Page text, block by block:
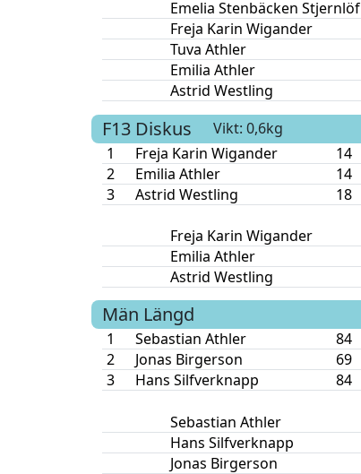
Emelia Stenbäcken Stjernlöf
Freja Karin Wigander
Tuva Athler
Emilia Athler
Astrid Westling
F13 Diskus Vikt: 0,6kg
1
Freja Karin Wigander 14
2
Emilia Athler 14
3
Astrid Westling 18
Freja Karin Wigander
Emilia Athler
Astrid Westling
Män Längd
1
Sebastian Athler 84
2
Jonas Birgerson 69
3
Hans Silfverknapp 84
Sebastian Athler
Hans Silfverknapp
Jonas Birgerson